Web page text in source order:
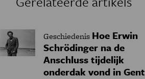
Geschiedenis Hoe Erwin
Schrödinger na de
Anschluss tijdelijk
onderdak vond in Gent